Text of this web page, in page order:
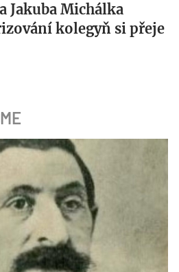
Jakuba Michálka
kolegyň si přeje